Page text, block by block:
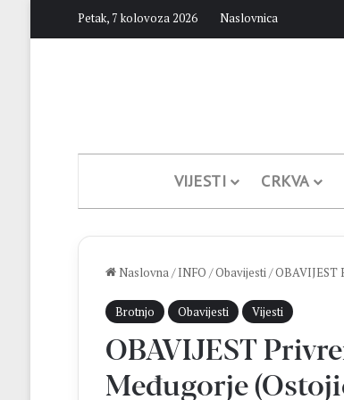
Petak, 7 kolovoza 2026 Naslovnica
VIJESTI CRKVA
Naslovna/ INFO /Obavijesti/OBAVIJEST
Brotnjo Obavijesti Vijesti
OBAVIJEST
Međugorje